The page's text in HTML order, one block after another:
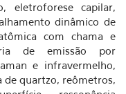
eletroforese capilar,
dinâmico de
com chama e
de emissão por
e infravermelho,
de quartzo, reômetros,